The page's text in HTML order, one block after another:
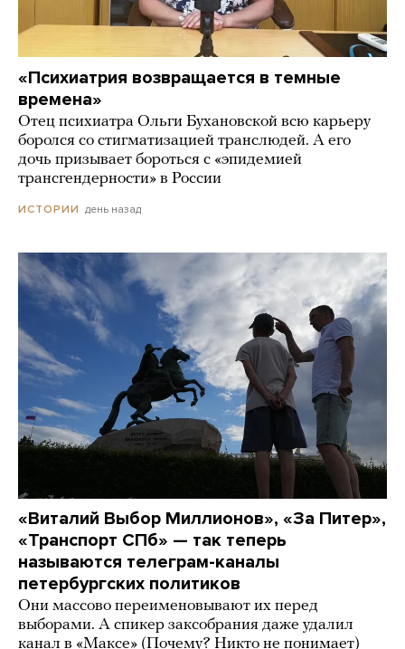
«Психиатрия возвращается в темные
времена»
Отец психиатра Ольги Бухановской всю карьеру
боролся со стигматизацией транслюдей. А его
дочь призывает бороться с «эпидемией
трансгендерности» в России
ИСТОРИИ день назад
«Виталий Выбор Миллионов», «За Питер»,
«Транспорт СПб» — так теперь
называются телеграм-каналы
петербургских политиков
Они массово переименовывают их перед
выборами. А спикер заксобрания даже удалил
канал в «Максе» (Почему? Никто не понимает)